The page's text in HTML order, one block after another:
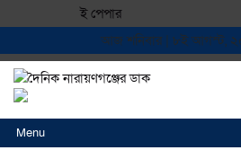
ই পেপার
আজ শনিবার | ৮ই আগস্ট,
Menu